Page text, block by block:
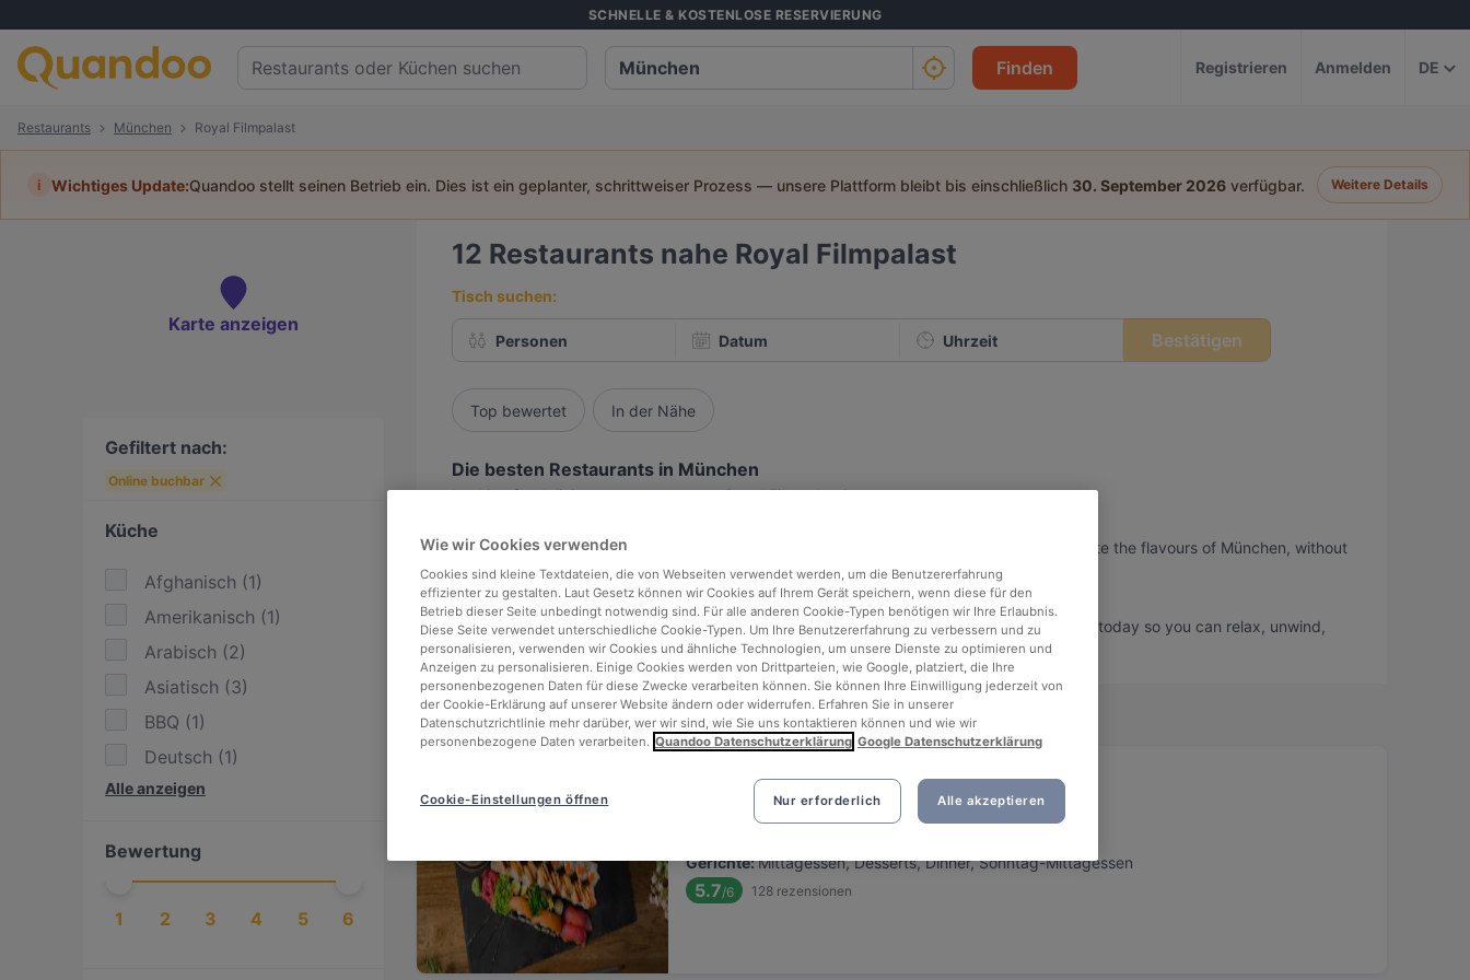
SCHNELLE & KOSTENLOSE RESERVIERUNG
Finden Registrieren Anmelden DE
Restaurants München Royal Filmpalast
i Wichtiges Update:Quandoo stellt seinen Betrieb ein. Dies ist ein geplanter, schrittweiser Prozess — unsere Plattform bleibt bis einschließlich 30. September 2026 verfügbar. Weitere Details
Karte anzeigen
Gefiltert nach:
Online buchbar
Küche
Afghanisch (1)
Amerikanisch (1)
Arabisch (2)
Asiatisch (3)
BBQ (1)
Deutsch (1)
Essen & Trinken
Getränke
Indisch
(
Alle anzeigen
Bewertung
1 2 3 4 5 6
12 Restaurants nahe Royal Filmpalast
Tisch suchen:
Personen Datum Uhrzeit Bestätigen
Top bewertet In der Nähe
Die besten Restaurants in München
Looking for delicious restaurants near Royal Filmpalast?
We've rounded up the top places to eat and drink around Royal Filmpalast, so you can taste the flavours of München, without
the stress of waiting in line (and getting hungry 😩).
Check out our list of the best restaurants and bars near Royal Filmpalast and book a table today so you can relax, unwind,
and enjoy a tasty slice of München.
Relevanz
Moon Light Restaurant
Befindet sich in Ludwigsvorstadt-Isarvorstadt
Gerichte:Mittagessen, Desserts, Dinner, Sonntag-Mittagessen
5.7/6 128 rezensionen
Wie wir Cookies verwenden
Cookies sind kleine Textdateien, die von Webseiten verwendet werden, um die Benutzererfahrung
effizienter zu gestalten. Laut Gesetz können wir Cookies auf Ihrem Gerät speichern, wenn diese für den
Betrieb dieser Seite unbedingt notwendig sind. Für alle anderen Cookie-Typen benötigen wir Ihre Erlaubnis.
Diese Seite verwendet unterschiedliche Cookie-Typen. Um Ihre Benutzererfahrung zu verbessern und zu
personalisieren, verwenden wir Cookies und ähnliche Technologien, um unsere Dienste zu optimieren und
Anzeigen zu personalisieren. Einige Cookies werden von Drittparteien, wie Google, platziert, die Ihre
personenbezogenen Daten für diese Zwecke verarbeiten können. Sie können Ihre Einwilligung jederzeit von
der Cookie-Erklärung auf unserer Website ändern oder widerrufen. Erfahren Sie in unserer
Datenschutzrichtlinie mehr darüber, wer wir sind, wie Sie uns kontaktieren können und wie wir
personenbezogene Daten verarbeiten. Quandoo Datenschutzerklärung Google Datenschutzerklärung
Nur erforderlich Alle akzeptieren
Cookie-Einstellungen öffnen